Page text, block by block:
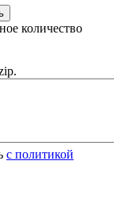
количество
с политикой